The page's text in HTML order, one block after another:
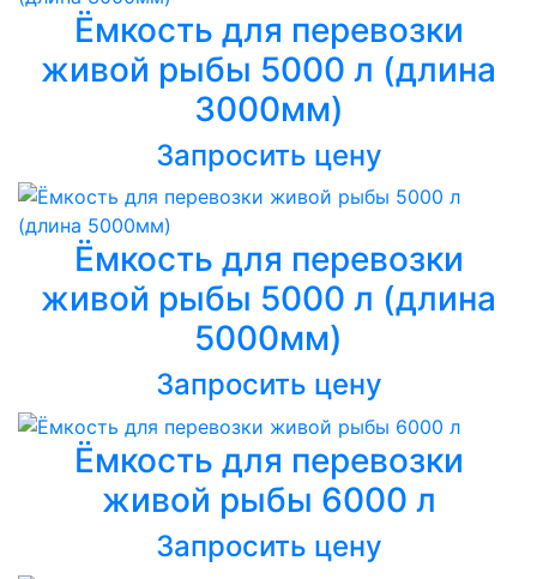
Ёмкость для перевозки
живой рыбы 5000 л (длина
3000мм)
Запросить цену
Ёмкость для перевозки
живой рыбы 5000 л (длина
5000мм)
Запросить цену
Ёмкость для перевозки
живой рыбы 6000 л
Запросить цену